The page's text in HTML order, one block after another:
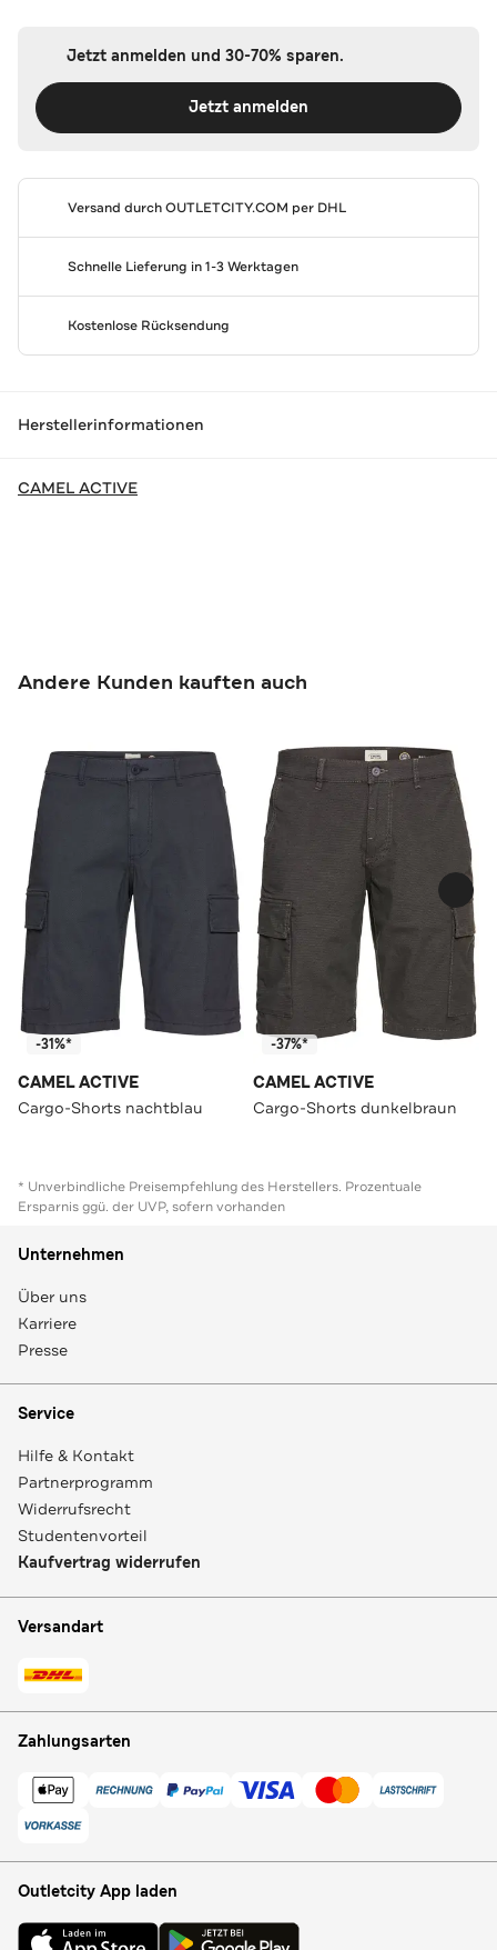
Jetzt anmelden und 30-70% sparen.
Jetzt anmelden
Versand durchOUTLETCITY.COM per DHL
Schnelle Lieferung in 1-3 Werktagen
Kostenlose Rücksendung
Herstellerinformationen
CAMEL ACTIVE
Andere Kunden kauften auch
-31%*
CAMEL ACTIVE
Cargo-Shorts nachtblau
-37%*
CAMEL ACTIVE
Cargo-Shorts dunkelbraun
* Unverbindliche Preisempfehlung des Herstellers. Prozentuale
Ersparnis ggü. der UVP, sofern vorhanden
Unternehmen
Über uns
Karriere
Presse
Service
Hilfe & Kontakt
Partnerprogramm
Widerrufsrecht
Studentenvorteil
Kaufvertrag widerrufen
Versandart
Zahlungsarten
Outletcity App laden